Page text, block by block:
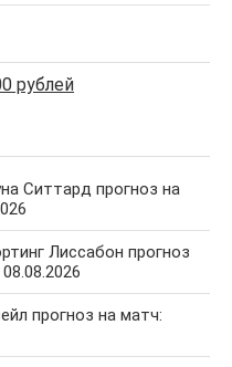
Ситтард прогноз на
Лиссабон прогноз
прогноз на матч: